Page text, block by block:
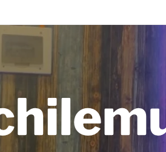
de Economía y Obras Públicas para
de Mundo Móvil y avanza en
en torno a la exposición
Rafael Guendelman
cómo se hace televisión
y escuela comunitaria